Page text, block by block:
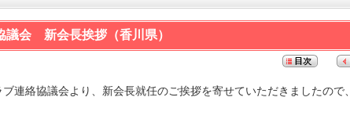
議会 新会長挨拶（香川県）
連絡協議会より、新会長就任のご挨拶を寄せていただきましたので、